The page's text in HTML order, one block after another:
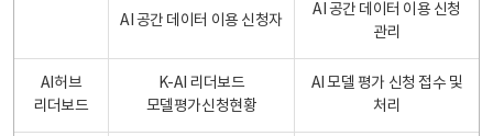
AI 공간 데이터 이용 신청자
AI 공간 데이터 이용 신청
관리
AI허브
리더보드
K-AI 리더보드
모델평가신청현황
AI 모델 평가 신청 접수 및
처리